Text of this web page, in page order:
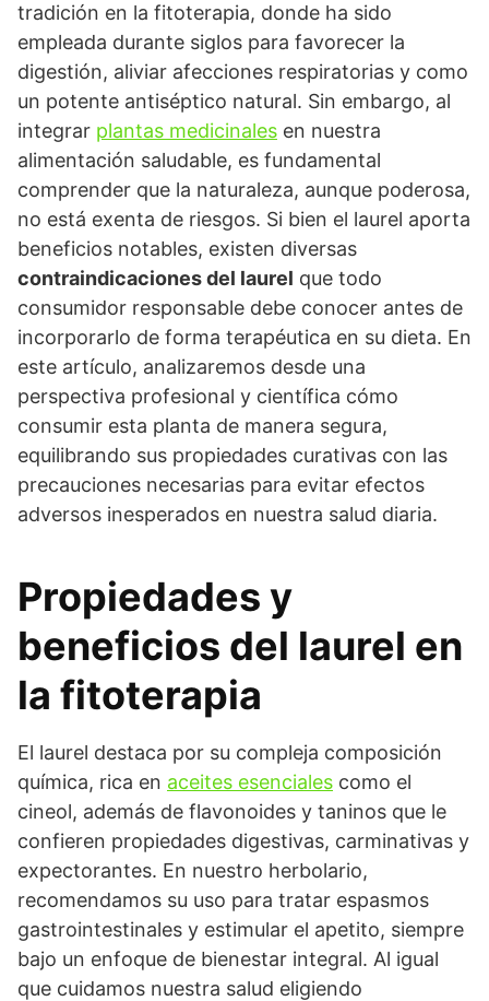
tradición en la fitoterapia, donde ha sido
empleada durante siglos para favorecer la
digestión, aliviar afecciones respiratorias y como
un potente antiséptico natural. Sin embargo, al
integrar plantas medicinales en nuestra
alimentación saludable, es fundamental
comprender que la naturaleza, aunque poderosa,
no está exenta de riesgos. Si bien el laurel aporta
beneficios notables, existen diversas
contraindicaciones del laurel que todo
consumidor responsable debe conocer antes de
incorporarlo de forma terapéutica en su dieta. En
este artículo, analizaremos desde una
perspectiva profesional y científica cómo
consumir esta planta de manera segura,
equilibrando sus propiedades curativas con las
precauciones necesarias para evitar efectos
adversos inesperados en nuestra salud diaria.
Propiedades y
beneficios del laurel en
la fitoterapia
El laurel destaca por su compleja composición
química, rica en aceites esenciales como el
cineol, además de flavonoides y taninos que le
confieren propiedades digestivas, carminativas y
expectorantes. En nuestro herbolario,
recomendamos su uso para tratar espasmos
gastrointestinales y estimular el apetito, siempre
bajo un enfoque de bienestar integral. Al igual
que cuidamos nuestra salud eligiendo